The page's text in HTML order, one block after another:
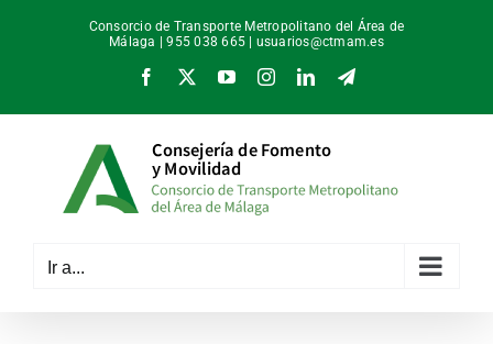
Consorcio de Transporte Metropolitano del Área de
Málaga | 955 038 665 | usuarios@ctmam.es
Facebook
X YouTubeInstagramLinkedInTelegram
Ir a...